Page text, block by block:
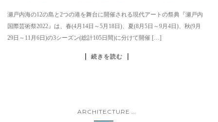
瀬戸内海の12の島と2つの港を舞台に開催される現代アートの祭典『瀬戸内
国際芸術祭2022』は、春(4月14日～5月18日)、夏(8月5日～9月4日)、秋(9月
29日～11月6日)の3シーズン(総計105日間)に分けて開催 […]
続きを読む
ARCHITECTURE ...